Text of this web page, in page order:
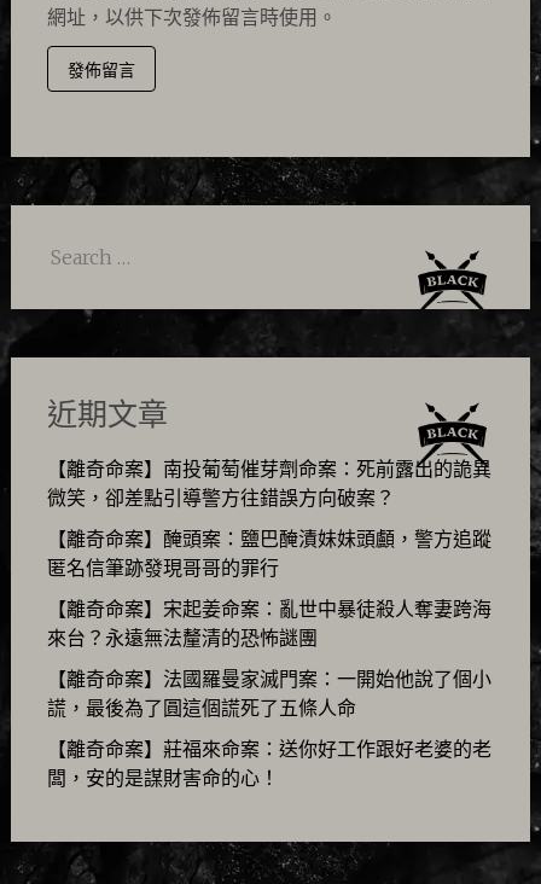
網址，以供下次發佈留言時使用。
Search
近期文章
【離奇命案】南投葡萄催芽劑命案：死前露出的詭異
微笑，卻差點引導警方往錯誤方向破案？
【離奇命案】醃頭案：鹽巴醃漬妹妹頭顱，警方追蹤
匿名信筆跡發現哥哥的罪行
【離奇命案】宋起姜命案：亂世中暴徒殺人奪妻跨海
來台？永遠無法釐清的恐怖謎團
【離奇命案】法國羅曼家滅門案：一開始他說了個小
謊，最後為了圓這個謊死了五條人命
【離奇命案】莊福來命案：送你好工作跟好老婆的老
闆，安的是謀財害命的心！